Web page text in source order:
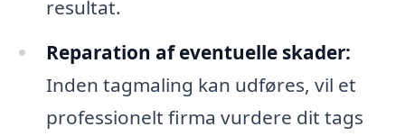
resultat.
Reparation af eventuelle skader:
Inden tagmaling kan udføres, vil et
professionelt firma vurdere dit tags